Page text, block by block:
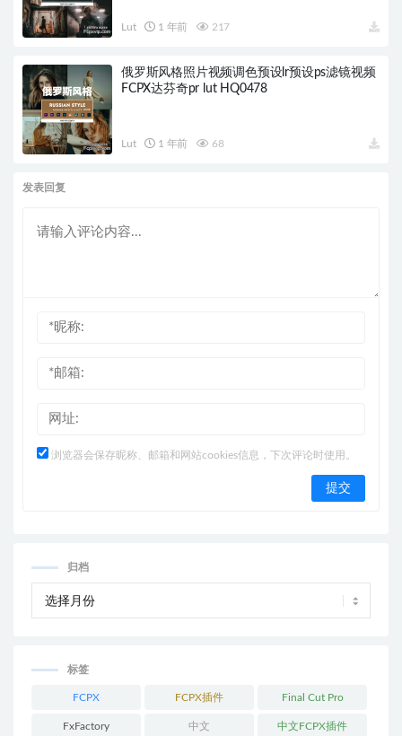
Lut 1 年前 217
俄罗斯风格照片视频调色预设lr预设ps滤镜视频
FCPX达芬奇pr lut HQ0478
Lut 1 年前 68
发表回复
浏览器会保存昵称、邮箱和网站cookies信息，下次评论时使用。
归档
标签
FCPX FCPX插件 Final Cut Pro
FxFactory 中文 中文FCPX插件